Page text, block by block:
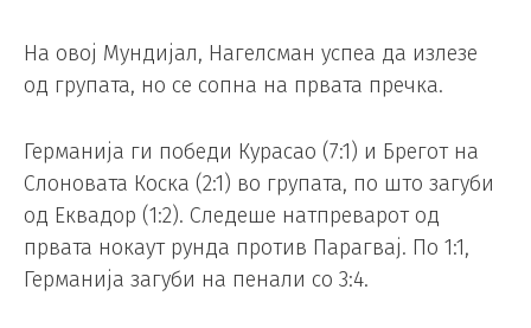
На овој Мундијал, Нагелсман успеа да излезе
од групата, но се сопна на првата пречка.
Германија ги победи Курасао (7:1) и Брегот на
Слоновата Коска (2:1) во групата, по што загуби
од Еквадор (1:2). Следеше натпреварот од
првата нокаут рунда против Парагвај. По 1:1,
Германија загуби на пенали со 3:4.